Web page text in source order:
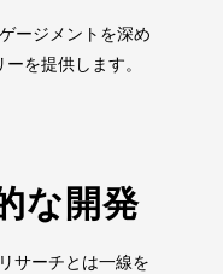
ージメントを深め
を提供します。
な開発
サーチとは一線を